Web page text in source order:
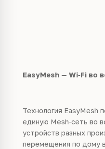
EasyMesh — Wi‑Fi во
Технология EasyMesh
единую Mesh‑сеть во
устройств разных
перемещения по дому